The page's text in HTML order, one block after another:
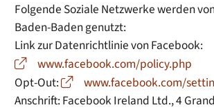
Folgende Soziale Netzwerke werden
Baden-Baden genutzt:
Link zur Datenrichtlinie von Facebook:
www.facebook.com/policy.php
Opt-Out:
www.facebook.com/
Anschrift: Facebook Ireland Ltd., 4